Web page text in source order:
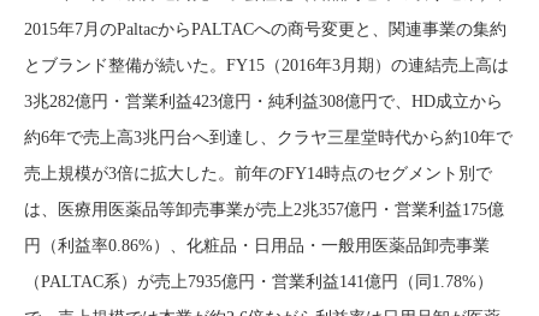
2015年7月のPaltacからPALTACへの商号変更と、関連事業の集約
とブランド整備が続いた。FY15（2016年3月期）の連結売上高は
3兆282億円・営業利益423億円・純利益308億円で、HD成立から
約6年で売上高3兆円台へ到達し、クラヤ三星堂時代から約10年で
売上規模が3倍に拡大した。前年のFY14時点のセグメント別で
は、医療用医薬品等卸売事業が売上2兆357億円・営業利益175億
円（利益率0.86%）、化粧品・日用品・一般用医薬品卸売事業
（PALTAC系）が売上7935億円・営業利益141億円（同1.78%）